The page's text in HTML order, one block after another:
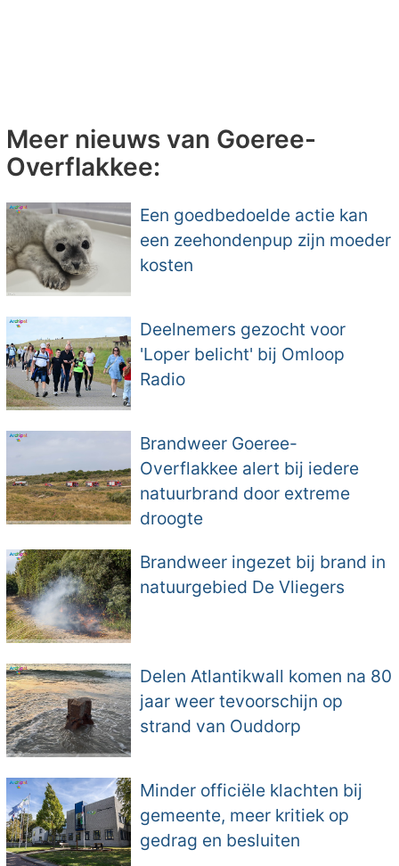
Meer nieuws van Goeree-
Overflakkee:
Een goedbedoelde actie kan
een zeehondenpup zijn moeder
kosten
Deelnemers gezocht voor
'Loper belicht' bij Omloop
Radio
Brandweer Goeree-
Overflakkee alert bij iedere
natuurbrand door extreme
droogte
Brandweer ingezet bij brand in
natuurgebied De Vliegers
Delen Atlantikwall komen na 80
jaar weer tevoorschijn op
strand van Ouddorp
Minder officiële klachten bij
gemeente, meer kritiek op
gedrag en besluiten